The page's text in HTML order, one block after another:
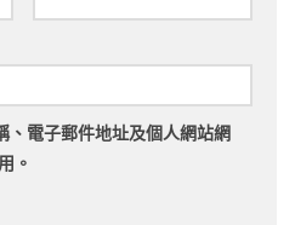
、電子郵件地址及個人網站網
。